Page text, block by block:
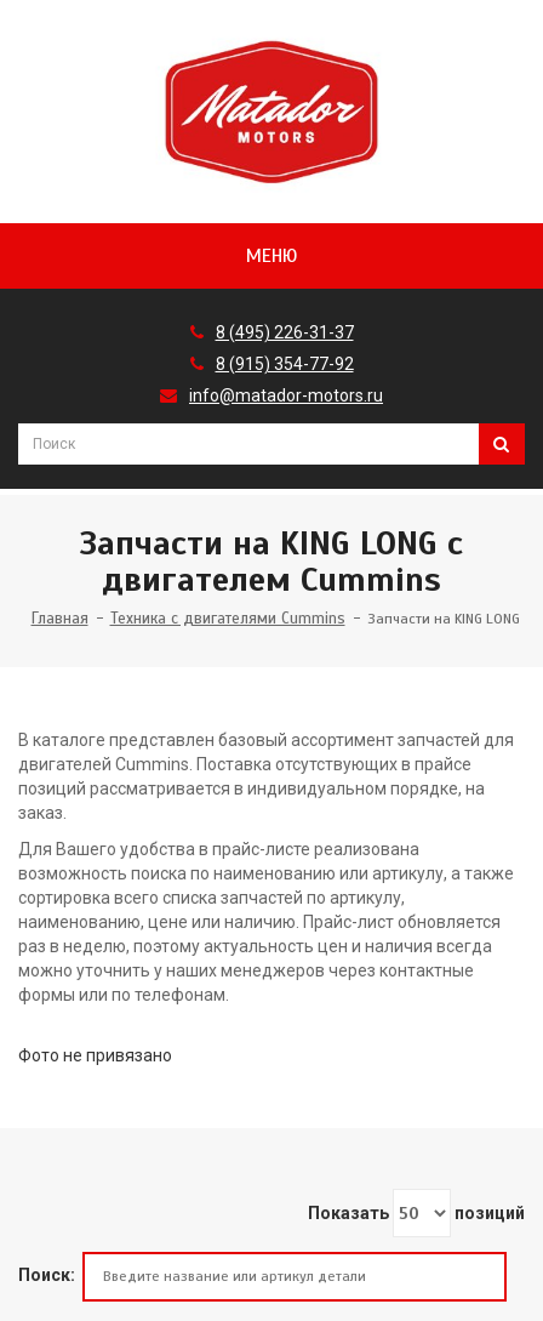
МЕНЮ
8 (495) 226-31-37
8 (915) 354-77-92
info@matador-motors.ru
Запчасти на KING LONG с
двигателем Cummins
Главная Техника с двигателями Cummins Запчасти на KING LONG
В каталоге представлен базовый ассортимент запчастей для
двигателей Cummins. Поставка отсутствующих в прайсе
позиций рассматривается в индивидуальном порядке, на
заказ.
Для Вашего удобства в прайс-листе реализована
возможность поиска по наименованию или артикулу, а также
сортировка всего списка запчастей по артикулу,
наименованию, цене или наличию. Прайс-лист обновляется
раз в неделю, поэтому актуальность цен и наличия всегда
можно уточнить у наших менеджеров через контактные
формы или по телефонам.
Фото не привязано
Показать позиций
Поиск: